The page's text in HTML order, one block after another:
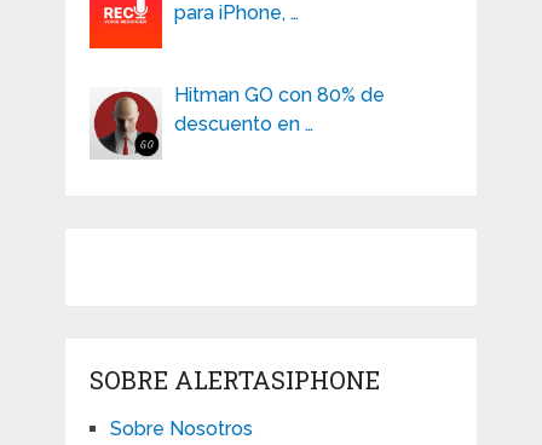
para iPhone, …
Hitman GO con 80% de
descuento en …
SOBRE ALERTASIPHONE
Sobre Nosotros